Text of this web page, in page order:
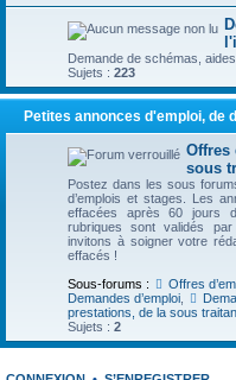
Demande de schémas,
Sujets : 223
Petites annonces d'emploi, de
Offres
sous
Postez dans les sous
d’emplois et stages. Les
effacées après 60 jours
rubriques sont validés
invitons à soigner votre
effacés !
Sous-forums :
Offres
Demandes d’emploi
prestations, de la sous
Sujets : 2